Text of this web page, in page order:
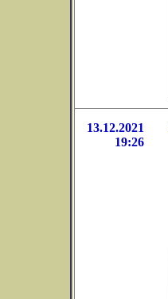
13.12.2021
19:26